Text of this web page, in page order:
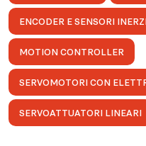
ENCODER E SENSORI
MOTION CONTROLLER
SERVOMOTORI CON
SERVOATTUATORI LINEARI